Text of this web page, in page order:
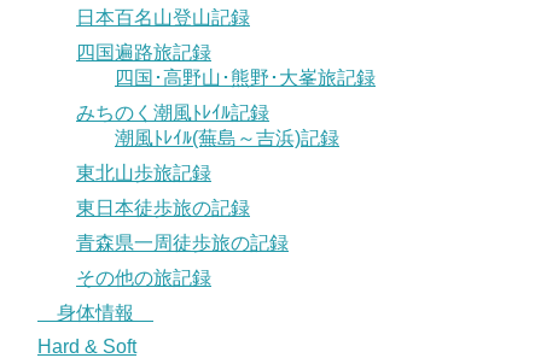
日本百名山登山記録
四国遍路旅記録
四国･高野山･熊野･大峯旅記録
みちのく潮風ﾄﾚｲﾙ記録
潮風ﾄﾚｲﾙ(蕪島～吉浜)記録
東北山歩旅記録
東日本徒歩旅の記録
青森県一周徒歩旅の記録
その他の旅記録
身体情報
Hard & Soft